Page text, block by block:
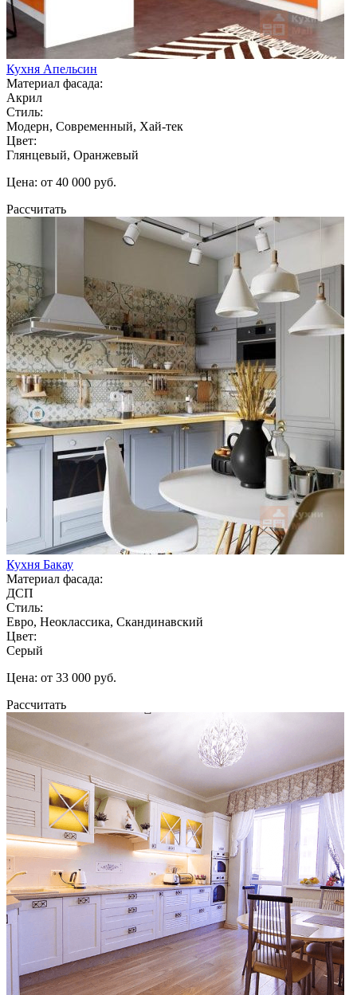
Кухня Апельсин
Материал фасада:
Акрил
Стиль:
Модерн, Современный, Хай-тек
Цвет:
Глянцевый, Оранжевый
Цена: от 40 000 руб.
Рассчитать
Кухня Бакау
Материал фасада:
ДСП
Стиль:
Евро, Неоклассика, Скандинавский
Цвет:
Серый
Цена: от 33 000 руб.
Рассчитать